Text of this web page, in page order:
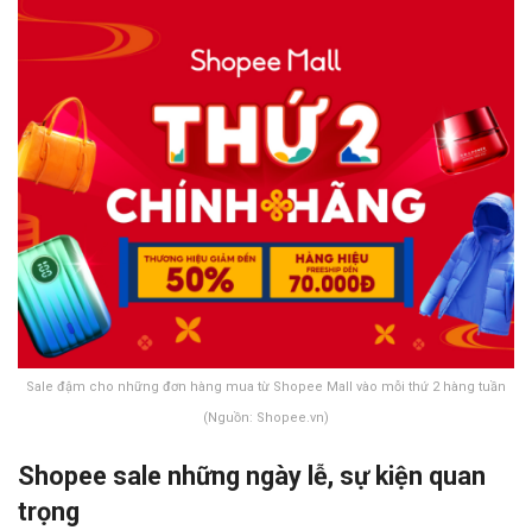
Sale đậm cho những đơn hàng mua từ Shopee Mall vào mỗi thứ 2 hàng tuần
(Nguồn: Shopee.vn)
Shopee sale những ngày lễ, sự kiện quan
trọng